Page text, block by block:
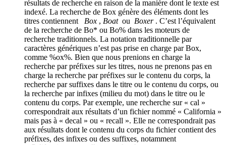
résultats de recherche en raison de la manière dont le texte est
indexé. La recherche de Box génère des éléments dont les
titres contiennent Box , Boatou Boxer. C’est l’équivalent
de la recherche de Bo* ou Bo% dans les moteurs de
recherche traditionnels. La notation traditionnelle par
caractères génériques n’est pas prise en charge par Box,
comme %ox%. Bien que nous prenions en charge la
recherche par préfixes sur les titres, nous ne prenons pas en
charge la recherche par préfixes sur le contenu du corps, la
recherche par suffixes dans le titre ou le contenu du corps, ou
la recherche par infixes (milieu du mot) dans le titre ou le
contenu du corps. Par exemple, une recherche sur « cal »
correspondrait aux résultats d’un fichier nommé « California »
mais pas à « decal » ou « recall ». Elle ne correspondrait pas
aux résultats dont le contenu du corps du fichier contient des
préfixes, des infixes ou des suffixes, notamment